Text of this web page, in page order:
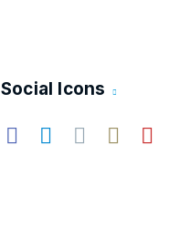
Social Icons